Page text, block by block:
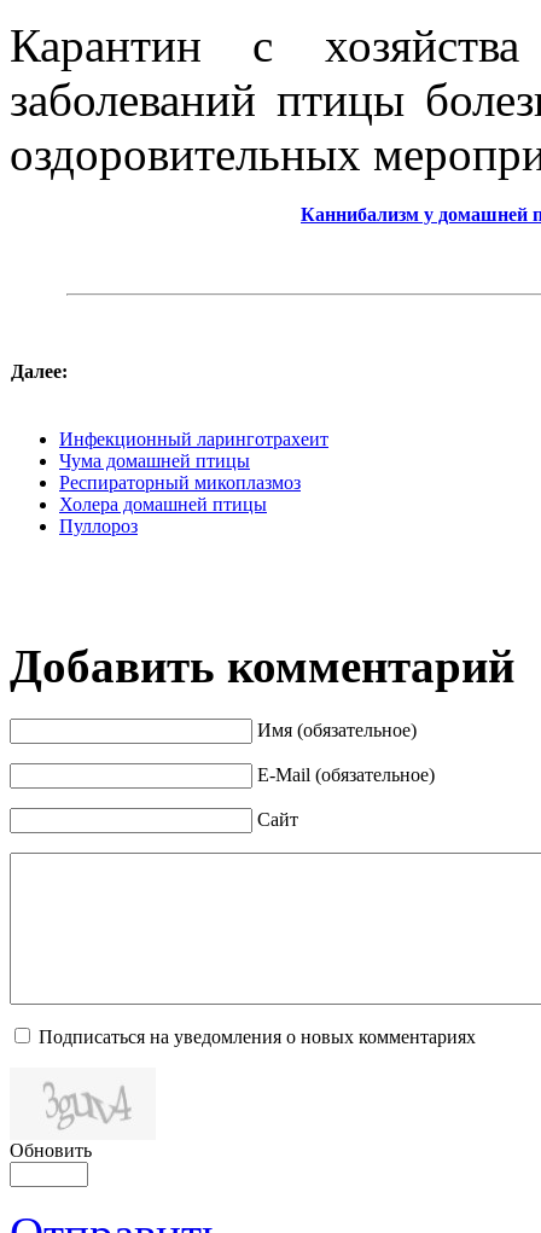
Карантин с
заболеваний птицы
оздоровительных
Каннибализм у домашней
Далее:
Инфекционный ларинготрахеит
Чума домашней птицы
Респираторный микоплазмоз
Холера домашней птицы
Пуллороз
Добавить комментарий
Имя (обязательное)
E-Mail (обязательное)
Сайт
Подписаться на уведомления о новых комментариях
Обновить